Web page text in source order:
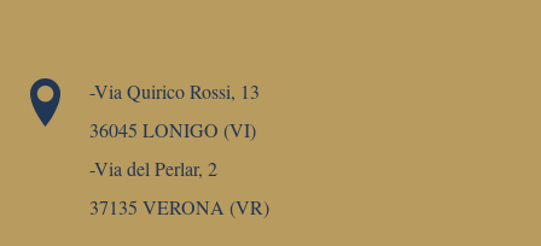
-Via Quirico Rossi, 13
36045 LONIGO (VI)
-Via del Perlar, 2
37135 VERONA (VR)